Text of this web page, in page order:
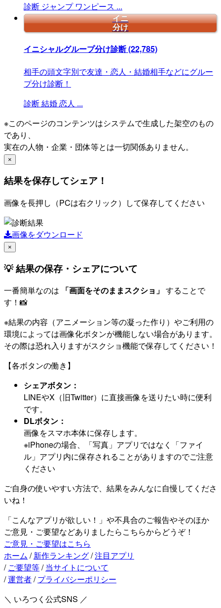
診断 ジャンプ ワンピース ...
イニ
分け
イニシャルグループ分け診断(22,785)
相手の頭文字別で友達・恋人・結婚相手などにグルー
プ分け診断！
診断結婚恋人 ...
※このページのコンテンツはシステムで生成した架空のもの
であり、
実在の人物・企業・団体等とは一切関係ありません。
×
結果を保存してシェア！
画像を長押し（PCは右クリック）して保存してください
画像をダウンロード
×
💡 結果の保存・シェアについて
一番簡単なのは 「画面をそのままスクショ」 することで
す！📸
※結果の内容（アニメーション等の凝った作り）やご利用の
環境によっては画像化ボタンが機能しない場合があります。
その際は恐れ入りますがスクショ機能で保存してください！
【各ボタンの働き】
シェアボタン：
LINEやX（旧Twitter）に直接画像を送りたい時に便利
です。
DLボタン：
画像をスマホ本体に保存します。
※iPhoneの場合、「写真」アプリではなく「ファイ
ル」アプリ内に保存されることがありますのでご注意
ください
ご自身の使いやすい方法で、結果をみんなに自慢してくださ
いね！
「こんなアプリが欲しい！」や不具合のご報告やそのほか
ご意見・ご要望などありましたらこちらからどうぞ！
ご意見・ご要望はこちら
ホーム / 新作ランキング/注目アプリ
/ ご要望等/ 当サイトについて
/運営者/ プライバシーポリシー
＼ いろつく公式SNS ／